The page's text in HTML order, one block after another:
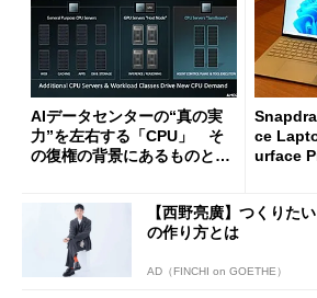
AIデータセンターの“真の実
力”を左右する「CPU」 そ
の復権の背景にあるものと
ce
urface
た
【西野亮廣】つくりた
の作り方とは
AD（FINCHI on GOETHE）